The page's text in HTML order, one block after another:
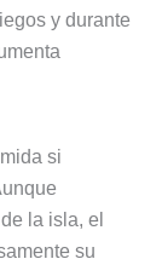
y durante
si
la isla, el
su